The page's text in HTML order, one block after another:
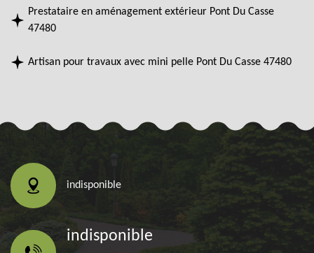
Prestataire en aménagement extérieur Pont Du Casse
47480
Artisan pour travaux avec mini pelle Pont Du Casse 47480
indisponible
indisponible